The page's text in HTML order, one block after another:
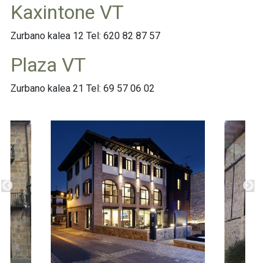
Kaxintone VT
Zurbano kalea 12 Tel: 620 82 87 57
Plaza VT
Zurbano kalea 21 Tel: 69 57 06 02